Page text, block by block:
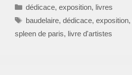
Catégories
dédicace, exposition, livres
Étiquettes
baudelaire, dédicace, exposition,
spleen de paris, livre d'artistes